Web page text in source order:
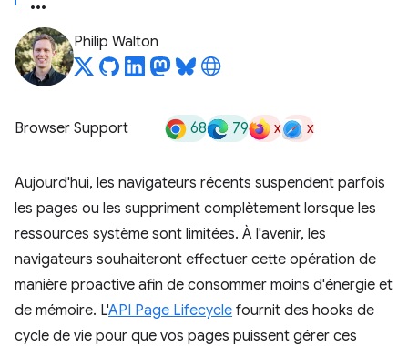
Philip Walton
Browser Support 68 79 x x
Aujourd'hui, les navigateurs récents suspendent parfois
les pages ou les suppriment complètement lorsque les
ressources système sont limitées. À l'avenir, les
navigateurs souhaiteront effectuer cette opération de
manière proactive afin de consommer moins d'énergie et
de mémoire. L'API Page Lifecycle fournit des hooks de
cycle de vie pour que vos pages puissent gérer ces